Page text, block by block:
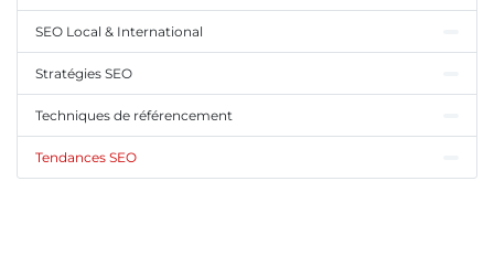
SEO Local & International
Stratégies SEO
Techniques de référencement
Tendances SEO